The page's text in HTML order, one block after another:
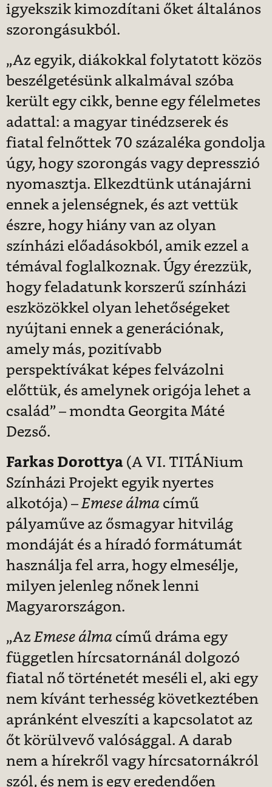
igyekszik kimozdítani őket általános
szorongásukból.
„Az egyik, diákokkal folytatott közös
beszélgetésünk alkalmával szóba
került egy cikk, benne egy félelmetes
adattal: a magyar tinédzserek és
fiatal felnőttek 70 százaléka gondolja
úgy, hogy szorongás vagy depresszió
nyomasztja. Elkezdtünk utánajárni
ennek a jelenségnek, és azt vettük
észre, hogy hiány van az olyan
színházi előadásokból, amik ezzel a
témával foglalkoznak. Úgy érezzük,
hogy feladatunk korszerű színházi
eszközökkel olyan lehetőségeket
nyújtani ennek a generációnak,
amely más, pozitívabb
perspektívákat képes felvázolni
előttük, és amelynek origója lehet a
család” – mondta Georgita Máté
Dezső.
Farkas Dorottya (A VI. TITÁNium
Színházi Projekt egyik nyertes
alkotója) – Emese álma című
pályaműve az ősmagyar hitvilág
mondáját és a híradó formátumát
használja fel arra, hogy elmesélje,
milyen jelenleg nőnek lenni
Magyarországon.
„Az Emese álma című dráma egy
független hírcsatornánál dolgozó
fiatal nő történetét meséli el, aki egy
nem kívánt terhesség következtében
apránként elveszíti a kapcsolatot az
őt körülvevő valósággal. A darab
nem a hírekről vagy hírcsatornákról
szól, és nem is egy eredendően